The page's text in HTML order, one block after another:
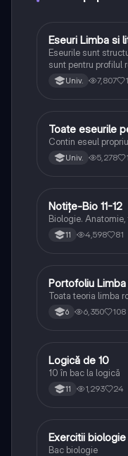
Limba și literatura
Eseuri Limba si
Eseurile sunt
sunt pentru profilul
lipsesc relatiile
Univ. 7,807
Limba și literatura
Toate eseurile
Contin eseul
Univ. 5,278
Biologie
Notițe-Bio 11-12
Biologie.
11 4,598 81
Limba și literatura
Portofoliu
Toata teoria limba
6 6,350 108
Logică
Logică de 10
10 în bac la logică
11 1,293 24
Biologie
Exercitii biologie
Bac biologie